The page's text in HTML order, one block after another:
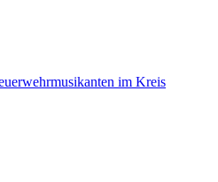
im Kreis